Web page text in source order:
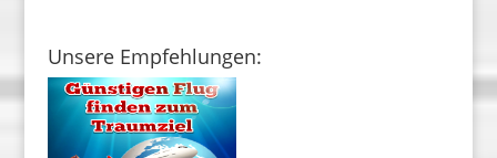
Unsere Empfehlungen: